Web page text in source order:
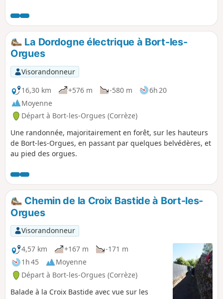
aller-retour.
La Dordogne électrique à Bort-les-
Orgues
Visorandonneur
16,30 km
+576 m -580 m
6h 20
Moyenne
Départ à Bort-les-Orgues (Corrèze)
Une randonnée, majoritairement en forêt, sur les hauteurs
de Bort-les-Orgues, en passant par quelques belvédères, et
au pied des orgues.
Chemin de la Croix Bastide à Bort-les-
Orgues
Visorandonneur
4,57 km
+167 m
-171 m
1h 45
Moyenne
Départ à Bort-les-Orgues (Corrèze)
Balade à la Croix Bastide avec vue sur les